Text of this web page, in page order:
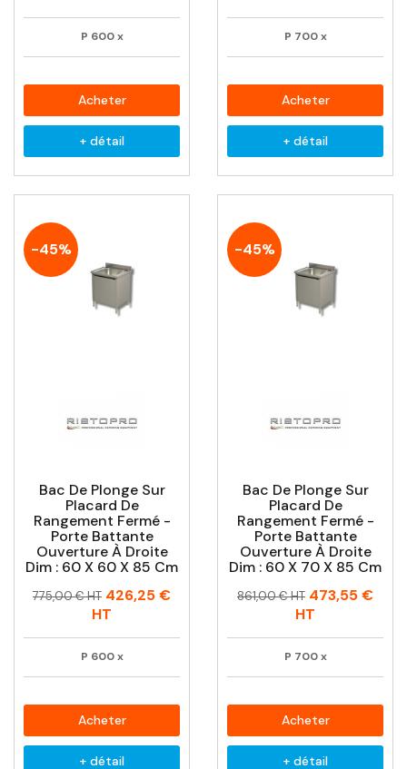
P 600 x
Acheter
+ détail
P 700 x
Acheter
+ détail
-45%
Bac De Plonge Sur
Placard De
Rangement Fermé -
Porte Battante
Ouverture À Droite
Dim : 60 X 60 X 85 Cm
Prix
Prix
775,00 € HT 426,25 €
HT
P 600 x
Acheter
+ détail
-45%
Bac De Plonge Sur
Placard De
Rangement Fermé -
Porte Battante
Ouverture À Droite
Dim : 60 X 70 X 85 Cm
Prix
Prix
861,00 € HT 473,55 €
HT
P 700 x
Acheter
+ détail